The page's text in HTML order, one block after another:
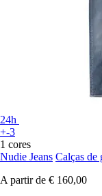
24h
+-3
1 cores
Nudie Jeans Calças de
A partir de € 160,00